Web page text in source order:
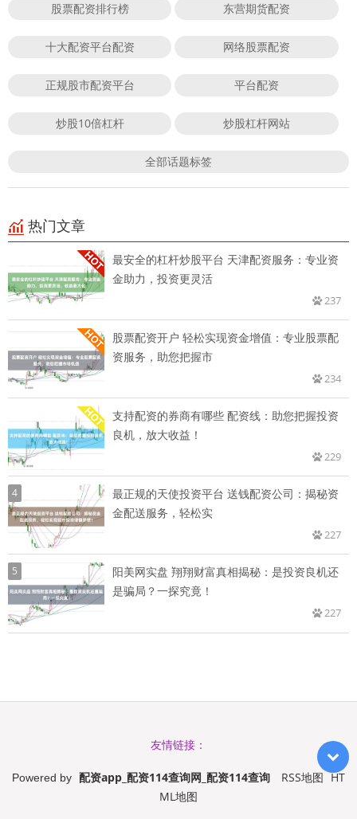
股票配资排行榜 东营期货配资
十大配资平台配资 网络股票配资
正规股市配资平台 平台配资
炒股10倍杠杆 炒股杠杆网站
全部话题标签
热门文章
最安全的杠杆炒股平台 天津配资服务：专业资
金助力，投资更灵活
237
股票配资开户 轻松实现资金增值：专业股票配
资服务，助您把握市
234
支持配资的券商有哪些 配资线：助您把握投资
良机，放大收益！
229
4
最正规的天使投资平台 送钱配资公司：揭秘资
金配送服务，轻松实
227
5
阳美网实盘 翔翔财富真相揭秘：是投资良机还
是骗局？一探究竟！
227
友情链接：
Powered by 配资app_配资114查询网_配资114查询 RSS地图 HT
ML地图